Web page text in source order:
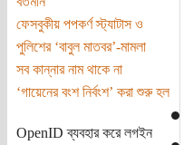
ফেসবুকীয় পপকর্ণ স্ট্যাটাস ও
পুলিশের ‘বাবুল মাতবর’-মামলা
সব কান্নার নাম থাকে না
‘গায়েনের বংশ নির্বংশ’ করা শুরু হল
OpenID ব্যবহার করে লগইন